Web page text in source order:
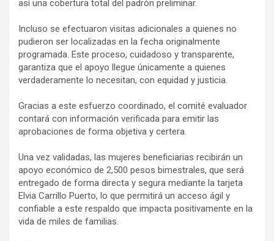
así una cobertura total del padrón preliminar.
Incluso se efectuaron visitas adicionales a quienes no
pudieron ser localizadas en la fecha originalmente
programada. Este proceso, cuidadoso y transparente,
garantiza que el apoyo llegue únicamente a quienes
verdaderamente lo necesitan, con equidad y justicia.
Gracias a este esfuerzo coordinado, el comité evaluador
contará con información verificada para emitir las
aprobaciones de forma objetiva y certera.
Una vez validadas, las mujeres beneficiarias recibirán un
apoyo económico de 2,500 pesos bimestrales, que será
entregado de forma directa y segura mediante la tarjeta
Elvia Carrillo Puerto, lo que permitirá un acceso ágil y
confiable a este respaldo que impacta positivamente en la
vida de miles de familias.